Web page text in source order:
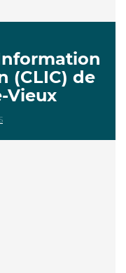
(CLIC) de
Vieux